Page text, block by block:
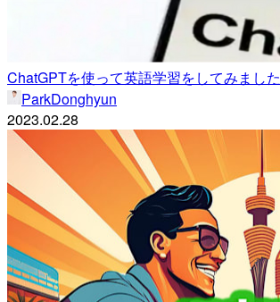
ChatGPTを使って英語学習をしてみました
ParkDonghyun
2023.02.28